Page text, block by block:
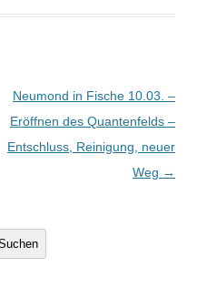
Neumond in Fische 10.03. –
Eröffnen des Quantenfelds –
Entschluss, Reinigung, neuer
Weg →